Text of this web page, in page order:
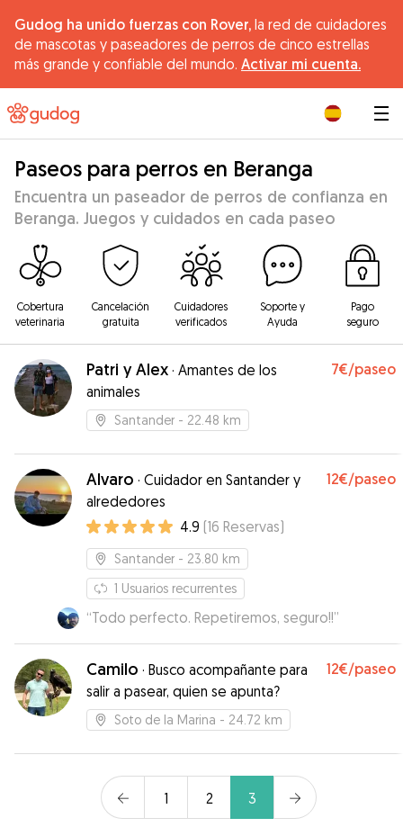
Gudog ha unido fuerzas con Rover, la red de cuidadores
de mascotas y paseadores de perros de cinco estrellas
más grande y confiable del mundo. Activar mi cuenta.
Paseos para perros en Beranga
Encuentra un paseador de perros de confianza en
Beranga. Juegos y cuidados en cada paseo
Cobertura
veterinaria
Cancelación
gratuita
Cuidadores
verificados
Soporte y
Ayuda
Pago
seguro
Patri y Alex · Amantes de los
animales
7€/paseo
Santander - 22.48 km
Alvaro · Cuidador en Santander y
alrededores
12€/paseo
4.9 (16 Reservas)
Santander - 23.80 km
1 Usuarios recurrentes
“Todo perfecto. Repetiremos, seguro!!”
Camilo · Busco acompañante para
salir a pasear, quien se apunta?
12€/paseo
Soto de la Marina - 24.72 km
1 2 3